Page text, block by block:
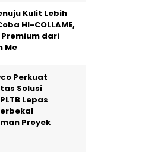
Kulit Lebih
HI-COLLAME,
dari
Me
Perkuat
Solusi
Lepas
Proyek